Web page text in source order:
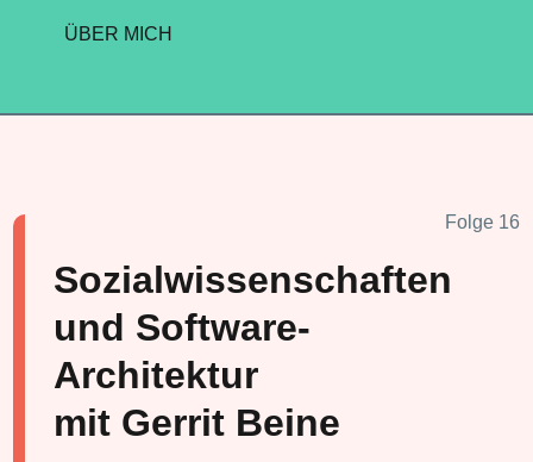
ÜBER MICH
Folge 16
Sozialwissenschaften
und Software-
Architektur
mit Gerrit Beine